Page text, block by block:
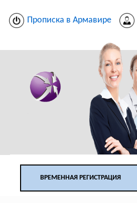
Прописка в Армавире
ВРЕМЕННАЯ РЕГИСТРАЦИЯ